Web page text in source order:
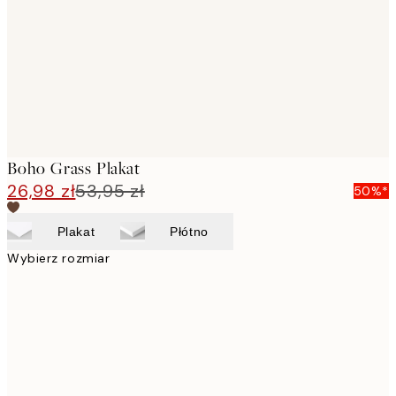
Boho Grass Plakat
26,98 zł53,95 zł 50%*
Plakat Płótno
Wybierz rozmiar